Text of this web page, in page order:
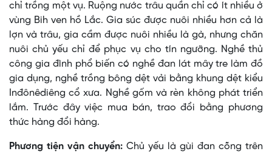
chỉ trồng một vụ. Ruộng nước trâu quần chỉ có ít nhiều ở
vùng Bih ven hồ Lắc. Gia súc được nuôi nhiều hơn cả là
lợn và trâu, gia cầm được nuôi nhiều là gà, nhưng chăn
nuôi chủ yếu chỉ để phục vụ cho tín ngưỡng. Nghề thủ
công gia đình phổ biến có nghề đan lát mây tre làm đồ
gia dụng, nghề trồng bông dệt vải bằng khung dệt kiểu
Inđônêdiêng cổ xưa. Nghề gốm và rèn không phát triển
lắm. Trước đây việc mua bán, trao đổi bằng phương
thức hàng đổi hàng.
Phương tiện vận chuyển: Chủ yếu là gùi đan cõng trên